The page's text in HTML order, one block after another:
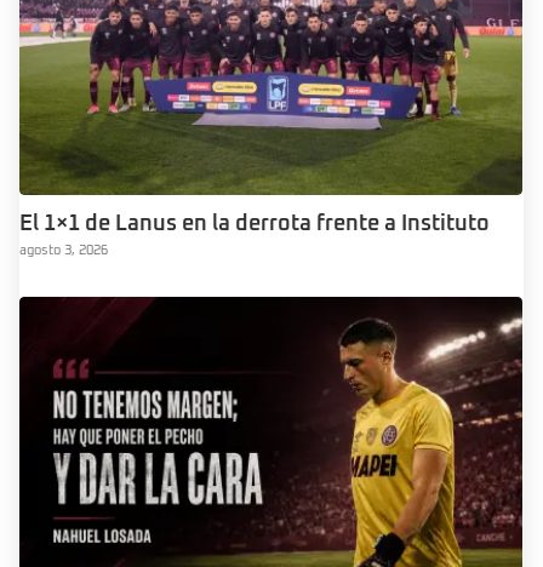
El 1×1 de Lanus en la derrota frente a Instituto
agosto 3, 2026